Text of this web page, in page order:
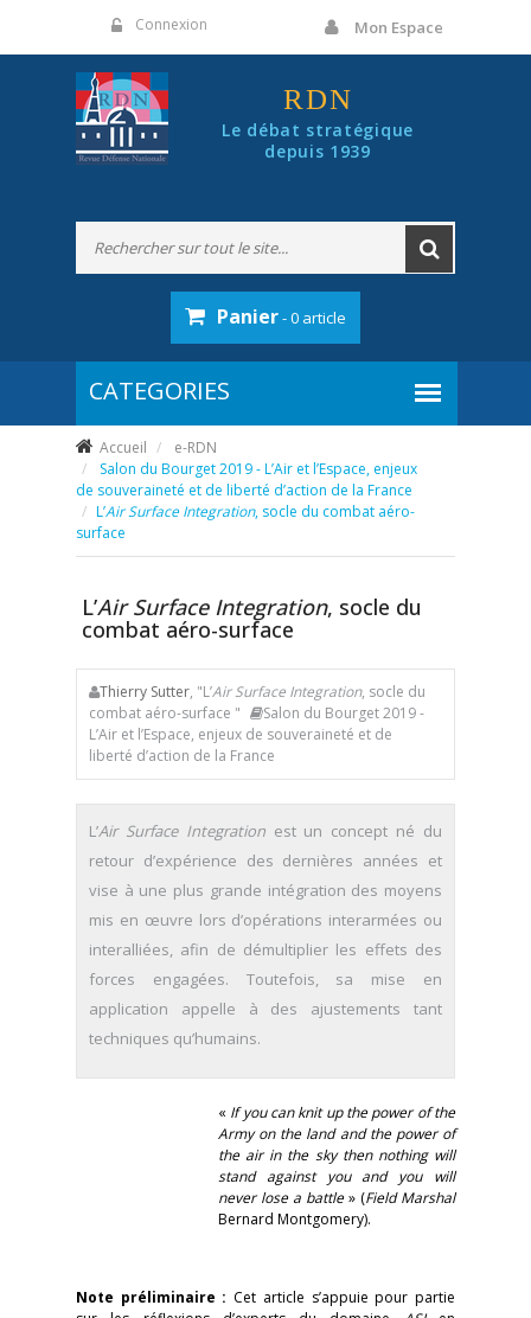
Connexion Mon Espace
RDN
Le débat stratégique
depuis 1939
Panier- 0 article
Accueil
e-RDN
Salon du Bourget 2019 - L’Air et l’Espace, enjeux
de souveraineté et de liberté d’action de la France
L’Air Surface Integration, socle du combat aéro-
surface
L’Air Surface Integration, socle du
combat aéro-surface
Thierry Sutter, "L’Air Surface Integration, socle du
combat aéro-surface "
Salon du Bourget 2019 -
L’Air et l’Espace, enjeux de souveraineté et de
liberté d’action de la France
L’Air Surface Integrationest un concept né du
retour d’expérience des dernières années et
vise à une plus grande intégration des moyens
mis en œuvre lors d’opérations interarmées ou
interalliées, afin de démultiplier les effets des
forces engagées. Toutefois, sa mise en
application appelle à des ajustements tant
techniques qu’humains.
« If you can knit up the power of the
Army on the land and the power of
the air in the sky then nothing will
stand against you and you will
never lose a battle» (Field Marshal
Bernard Montgomery).
Note préliminaire : Cet article s’appuie pour partie